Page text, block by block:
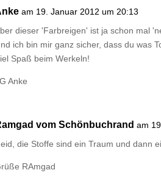
am 19. Januar 2012 um 20:13
dieser 'Farbreigen' ist ja schon mal
ich bin mir ganz sicher, dass du was
Spaß beim Werkeln!
Anke
vom Schönbuchrand am
die Stoffe sind ein Traum und dann
RAmgad